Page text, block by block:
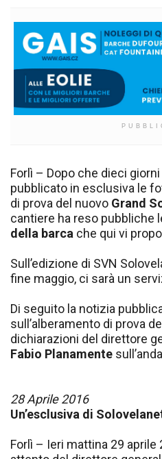
Forlì – Dopo che dieci
pubblicato in esclusiva le
di prova del nuovo Grand
cantiere ha reso pubbliche
della barca che qui vi
Sull’edizione di SVN
fine maggio, ci sarà un
Di seguito la notizia
sull’alberamento di prova
dichiarazioni del direttore
Fabio Planamente
28 Aprile 2016
Un’esclusiva di
Forlì – Ieri mattina 29 aprile